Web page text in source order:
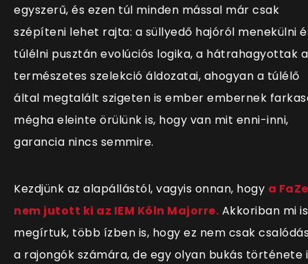
egyszerű, és ezen túl minden mással már csak
szépíteni lehet rajta: a süllyedő hajóról menekülni
túlélni pusztán evolúciós logika, a hátrahagyottak a
természetes szelekció áldozatai, ahogyan a túlélő
által megtalált szigeten is ember embernek
mégha eleinte örülünk is, hogy van mit enni-inni,
garancia nincs semmire.
Kezdjünk az alapállástól, vagyis onnan, hogy a FaZe
nem jutott ki az IEM Köln Majorre. Akkoriban mi is
megírtuk, több ízben is, hogy ez nem csak
a rajongók számára, de egy olyan bukás története